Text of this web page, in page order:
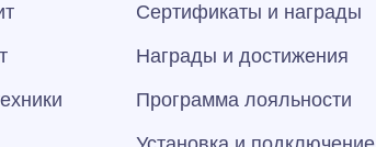
Сертификаты и награды
Награды и достижения
Программа лояльности